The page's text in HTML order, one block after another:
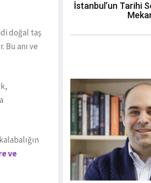
doğal taş
Bu anı ve
kalabalığın
ve
İstanbul’un Tarihi